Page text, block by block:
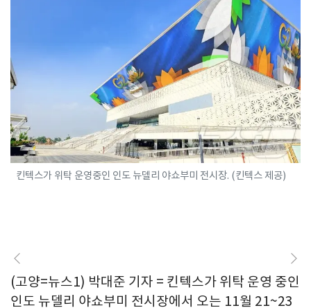
킨텍스가 위탁 운영중인 인도 뉴델리 야쇼부미 전시장. (킨텍스 제공)
(고양=뉴스1) 박대준 기자 = 킨텍스가 위탁 운영 중인
인도 뉴델리 야쇼부미 전시장에서 오는 11월 21~23